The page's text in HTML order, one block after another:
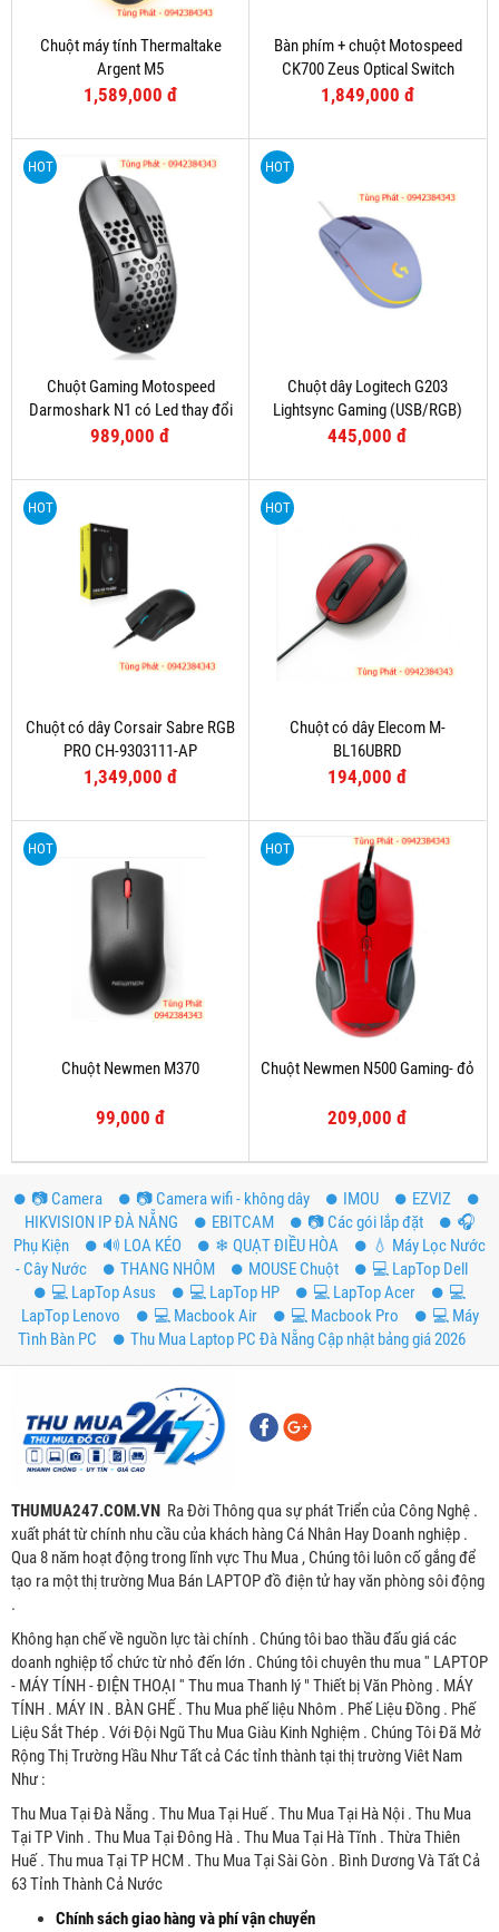
Chuột máy tính Thermaltake
Argent M5
1,589,000 đ
Bàn phím + chuột Motospeed
CK700 Zeus Optical Switch
(Hồng)
1,849,000 đ
HOT
Chuột Gaming Motospeed
Darmoshark N1 có Led thay đổi
theo DPI
989,000 đ
HOT
Chuột dây Logitech G203
Lightsync Gaming (USB/RGB)
Tím
445,000 đ
HOT
Chuột có dây Corsair Sabre RGB
PRO CH-9303111-AP
1,349,000 đ
HOT
Chuột có dây Elecom M-
BL16UBRD
194,000 đ
HOT
Chuột Newmen M370
99,000 đ
HOT
Chuột Newmen N500 Gaming- đỏ
209,000 đ
📷 Camera 📷 Camera wifi - không dây IMOU
EZVIZ
HIKVISION IP ĐÀ NẴNG
EBITCAM 📷 Các gói lắp đặt
️🎧
Phụ Kiện
🔊 LOA KÉO ❄ QUẠT ĐIỀU HÒA
💧 Máy Lọc Nước
- Cây Nước
THANG NHÔM MOUSE Chuột
💻 LapTop Dell
💻 LapTop Asus
💻 LapTop HP 💻 LapTop Acer
💻
LapTop Lenovo
💻 Macbook Air 💻 Macbook Pro
💻 Máy
Tình Bàn PC
Thu Mua Laptop PC Đà Nẵng Cập nhật bảng giá 2026
THUMUA247.COM.VN Ra Đời Thông qua sự phát Triển của Công Nghệ .
xuất phát từ chính nhu cầu của khách hàng Cá Nhân Hay Doanh nghiệp .
Qua 8 năm hoạt động trong lĩnh vực Thu Mua , Chúng tôi luôn cố gắng để
tạo ra một thị trường Mua Bán LAPTOP đồ điện tử hay văn phòng sôi động
.
Không hạn chế về nguồn lực tài chính . Chúng tôi bao thầu đấu giá các
doanh nghiệp tổ chức từ nhỏ đến lớn . Chúng tôi chuyên thu mua '' LAPTOP
- MÁY TÍNH - ĐIỆN THOẠI '' Thu mua Thanh lý " Thiết bị Văn Phòng . MÁY
TÍNH . MÁY IN . BÀN GHẾ . Thu Mua phế liệu Nhôm . Phế Liệu Đồng . Phế
Liệu Sắt Thép . Với Đội Ngũ Thu Mua Giàu Kinh Nghiệm . Chúng Tôi Đã Mở
Rộng Thị Trường Hầu Như Tất cả Các tỉnh thành tại thị trường Viêt Nam
Như :
Thu Mua Tại Đà Nẵng . Thu Mua Tại Huế . Thu Mua Tại Hà Nội . Thu Mua
Tại TP Vinh . Thu Mua Tại Đông Hà . Thu Mua Tại Hà Tĩnh . Thừa Thiên
Huế . Thu mua Tại TP HCM . Thu Mua Tại Sài Gòn . Bình Dương Và Tất Cả
63 Tỉnh Thành Cả Nước
Chính sách giao hàng và phí vận chuyển